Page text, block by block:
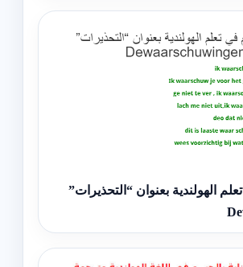
الهولندية بعنوان “التحذيرات”